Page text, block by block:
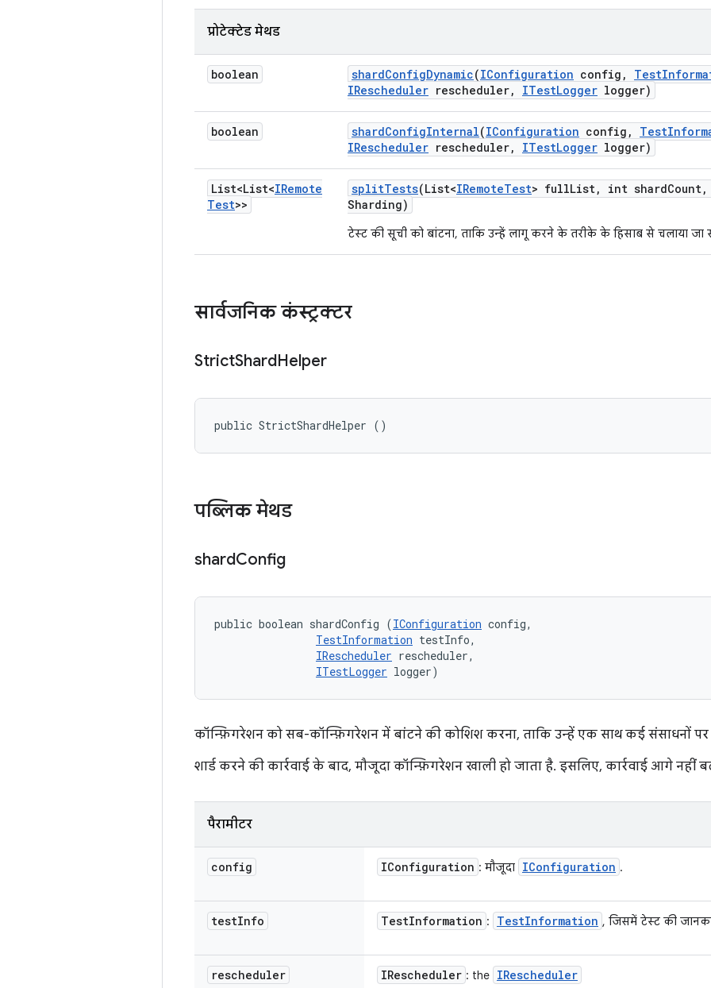
प्रोटेक्टेड मेथड
boolean shardConfigDynamic(IConfiguration config , Test
IRescheduler rescheduler, ITestLogger logger)
boolean shardConfigInternal(IConfiguration config , Test
IRescheduler rescheduler, ITestLogger logger)
List<List<IRemote
Test>>
splitTests(List<IRemoteTest> fullList, int shardCount,
Sharding)
टेस्ट की सूची को बांटना, ताकि उन्हें लागू करने के तरीके के हिसाब से चलाया
सार्वजनिक कंस्ट्रक्टर
StrictShardHelper
public StrictShardHelper ()
पब्लिक मेथड
shardConfig
public boolean shardConfig (IConfiguration config,
TestInformation testInfo,
IRescheduler rescheduler,
ITestLogger logger)
कॉन्फ़िगरेशन को सब-कॉन्फ़िगरेशन में बांटने की कोशिश करना, ताकि उन्हें एक साथ कई संसाधनों
शार्ड करने की कार्रवाई के बाद, मौजूदा कॉन्फ़िगरेशन खाली हो जाता है. इसलिए, कार्रवाई आगे नहीं
पैरामीटर
config IConfiguration : मौजूदा IConfiguration .
testInfo TestInformation : TestInformation , जिसमें टेस्ट की
rescheduler IRescheduler : the IRescheduler